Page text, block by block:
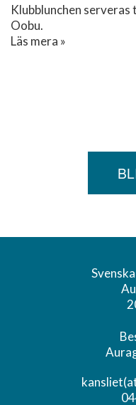
Klubblunchen
Oobu.
Läs mera »